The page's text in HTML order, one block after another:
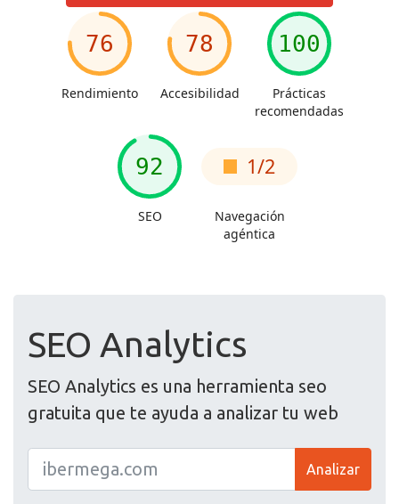
SEO Analytics
SEO Analytics es una herramienta seo
gratuita que te ayuda a analizar tu web
Analizar